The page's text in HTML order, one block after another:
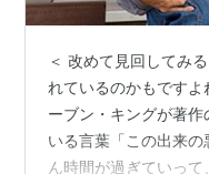
＜ 改めて見回してみ
れているのかもです
ーブン・キングが著
いる言葉「この出来
ん時間が過ぎていっ